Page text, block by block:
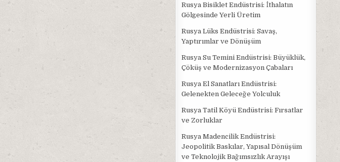
Rusya Bisiklet Endüstrisi: İthalatın
Gölgesinde Yerli Üretim
Rusya Lüks Endüstrisi: Savaş,
Yaptırımlar ve Dönüşüm
Rusya Su Temini Endüstrisi: Büyüklük,
Çöküş ve Modernizasyon Çabaları
Rusya El Sanatları Endüstrisi:
Gelenekten Geleceğe Yolculuk
Rusya Tatil Köyü Endüstrisi: Fırsatlar
ve Zorluklar
Rusya Madencilik Endüstrisi:
Jeopolitik Baskılar, Yapısal Dönüşüm
ve Teknolojik Bağımsızlık Arayışı